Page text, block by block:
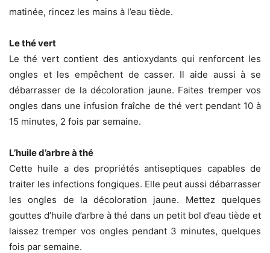
matinée, rincez les mains à l’eau tiède.
Le thé vert
Le thé vert contient des antioxydants qui renforcent les
ongles et les empêchent de casser. Il aide aussi à se
débarrasser de la décoloration jaune. Faites tremper vos
ongles dans une infusion fraîche de thé vert pendant 10 à
15 minutes, 2 fois par semaine.
L’huile d’arbre à thé
Cette huile a des propriétés antiseptiques capables de
traiter les infections fongiques. Elle peut aussi débarrasser
les ongles de la décoloration jaune. Mettez quelques
gouttes d’huile d’arbre à thé dans un petit bol d’eau tiède et
laissez tremper vos ongles pendant 3 minutes, quelques
fois par semaine.